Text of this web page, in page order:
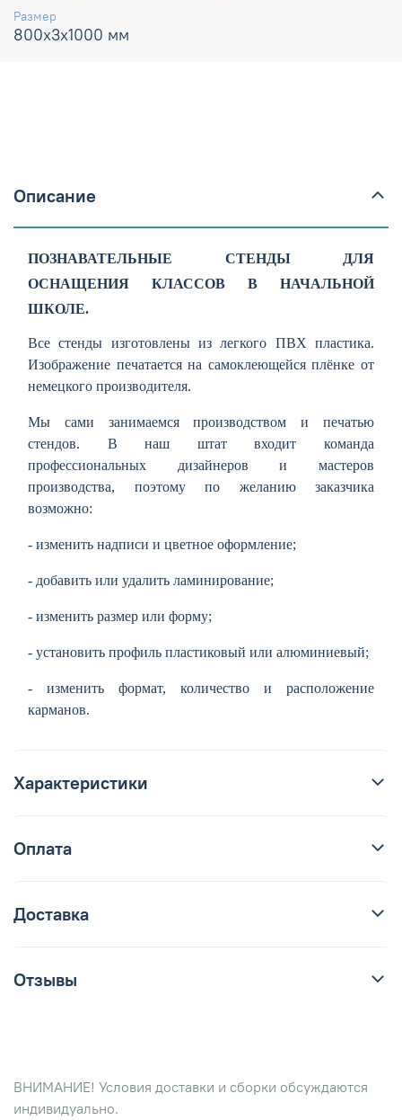
Размер
800х3х1000 мм
Описание
ПОЗНАВАТЕЛЬНЫЕ СТЕНДЫ ДЛЯ
ОСНАЩЕНИЯ КЛАССОВ В НАЧАЛЬНОЙ
ШКОЛЕ.
Все стенды изготовлены из легкого ПВХ пластика.
Изображение печатается на самоклеющейся плёнке от
немецкого производителя.
Мы сами занимаемся производством и печатью
стендов. В наш штат входит команда
профессиональных дизайнеров и мастеров
производства, поэтому по желанию заказчика
возможно:
- изменить надписи и цветное оформление;
- добавить или удалить ламинирование;
- изменить размер или форму;
- установить профиль пластиковый или алюминиевый;
- изменить формат, количество и расположение
карманов.
Характеристики
Оплата
Доставка
Отзывы
ВНИМАНИЕ! Условия доставки и сборки обсуждаются
индивидуально.